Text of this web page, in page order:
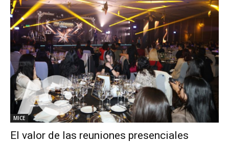
MICE
El valor de las reuniones presenciales